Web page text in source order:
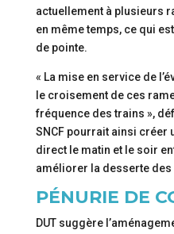
actuellement à plusieurs
en même temps, ce qui
de pointe.
« La mise en service de
le croisement de ces
fréquence des trains »,
SNCF pourrait ainsi créer
direct le matin et le soir
améliorer la desserte des
PÉNURIE DE
DUT suggère